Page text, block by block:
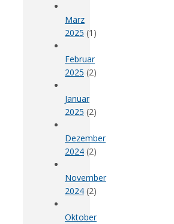
März
2025 (1)
Februar
2025 (2)
Januar
2025 (2)
Dezember
2024 (2)
November
2024 (2)
Oktober